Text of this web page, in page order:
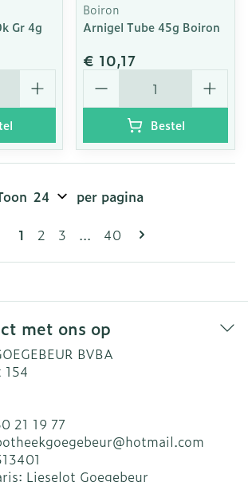
Gr 4g
Boiron
Arnigel Tube 45g Boiron
€ 10,17
Aantal
Bestel
Pagina's
U lees momenteel pagina
1 Pagina
2 Pagina
3 ... Pagina
40
per pagina
met ons op
BVBA
154
21 19 77
hotmail.com
Lieselot Goegebeur